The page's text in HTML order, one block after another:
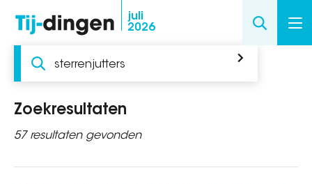
naar
gaan
juli
2026
Zoeken
Zoekresultaten
57 resultaten gevonden